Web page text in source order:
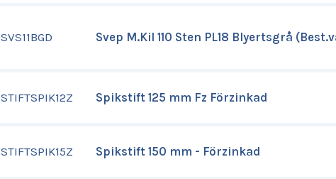
SVS11BGD Svep M.Kil 110 Sten PL18 Blyertsgrå
STIFTSPIK12Z Spikstift 125 mm Fz Förzinkad
STIFTSPIK15Z Spikstift 150 mm - Förzinkad